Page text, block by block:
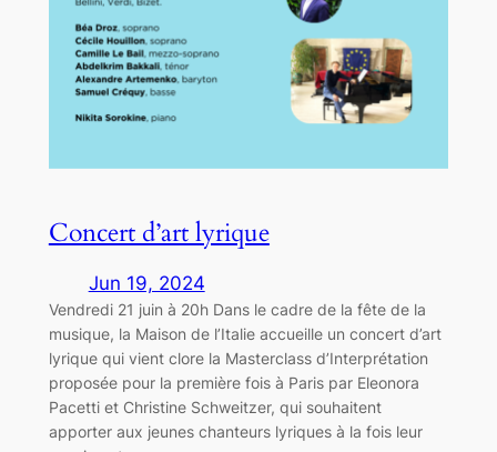
Concert d’art lyrique
Jun 19, 2024
Vendredi 21 juin à 20h Dans le cadre de la fête de la
musique, la Maison de l’Italie accueille un concert d’art
lyrique qui vient clore la Masterclass d’Interprétation
proposée pour la première fois à Paris par Eleonora
Pacetti et Christine Schweitzer, qui souhaitent
apporter aux jeunes chanteurs lyriques à la fois leur